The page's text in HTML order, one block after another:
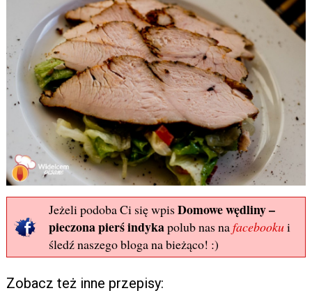
Jeżeli podoba Ci się wpisDomowe wędliny –
pieczona pierś indykapolub nas nafacebookui
śledź naszego bloga na bieżąco! :)
Zobacz też inne przepisy: